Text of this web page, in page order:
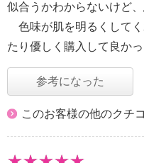
似合うかわからないけど
色味が肌を明るくして
たり優しく購入して良かっ
参考になった
このお客様の他のクチ